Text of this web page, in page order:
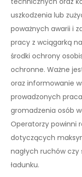
uszkodzenia lub
poważnych awarii i
pracy z wciągarką
środki ochrony
ochronne. Ważne
oraz informowanie
prowadzonych
gromadzenia osób
Operatorzy powinni
dotyczących
nagłych ruchów
ładunku.